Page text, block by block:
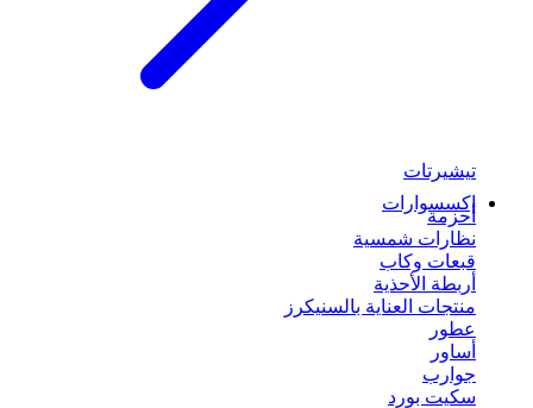
تيشيرتات
إكسسوارات
أحزمة
نظارات شمسية
قبعات وكاب
أربطة الأحذية
منتجات العناية بالسنيكرز
عطور
أساور
جوارب
سكيت بورد